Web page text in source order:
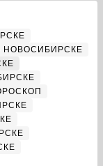
НОВОСИБИРСКЕ